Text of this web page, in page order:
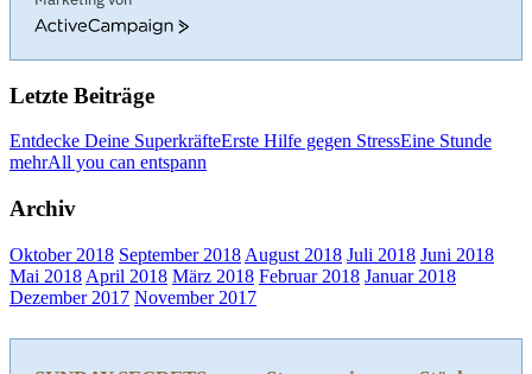
ActiveCampaign
Letzte Beiträge
Entdecke Deine SuperkräfteErste Hilfe gegen StressEine Stunde
mehrAll you can entspann
Archiv
Oktober 2018 September 2018 August 2018 Juli 2018 Juni 2018
Mai 2018 April 2018 März 2018 Februar 2018 Januar 2018
Dezember 2017 November 2017